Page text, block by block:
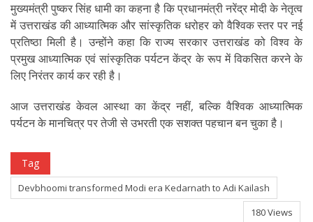
मुख्यमंत्री पुष्कर सिंह धामी का कहना है कि प्रधानमंत्री नरेंद्र मोदी के नेतृत्व
में उत्तराखंड की आध्यात्मिक और सांस्कृतिक धरोहर को वैश्विक स्तर पर नई
प्रतिष्ठा मिली है। उन्होंने कहा कि राज्य सरकार उत्तराखंड को विश्व के
प्रमुख आध्यात्मिक एवं सांस्कृतिक पर्यटन केंद्र के रूप में विकसित करने के
लिए निरंतर कार्य कर रही है।
आज उत्तराखंड केवल आस्था का केंद्र नहीं, बल्कि वैश्विक आध्यात्मिक
पर्यटन के मानचित्र पर तेजी से उभरती एक सशक्त पहचान बन चुका है।
Tag
Devbhoomi transformed Modi era Kedarnath to Adi Kailash
180 Views